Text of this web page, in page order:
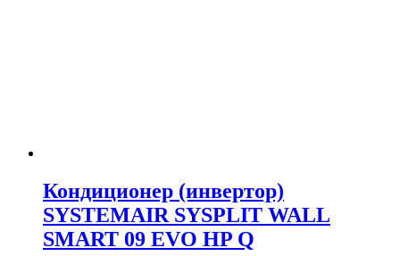
Кондиционер (инвертор)
SYSTEMAIR SYSPLIT WALL
SMART 09 EVO HP Q